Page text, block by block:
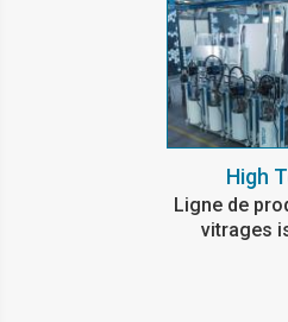
High
Ligne de
vitrages